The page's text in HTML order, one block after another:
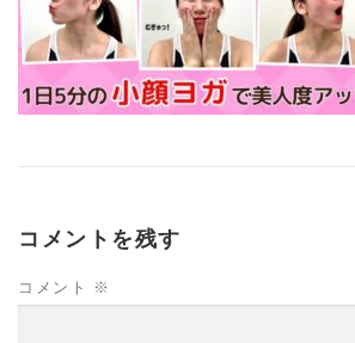
コメントを残す
コメント ※